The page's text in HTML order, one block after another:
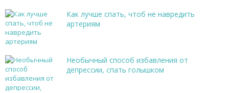
Как лучше спать, чтоб не навредить
артериям
Необычный способ избавления от
депрессии, спать голышком